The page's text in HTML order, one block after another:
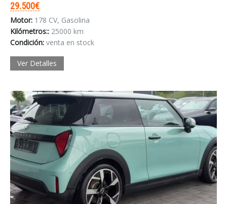
29.500€
Motor: 178 CV, Gasolina
Kilómetros:: 25000 km
Condición: venta en stock
Ver Detalles